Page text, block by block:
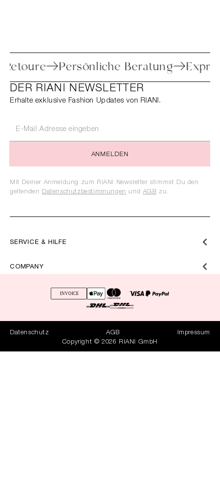
Retoure Persönliche Beratung
SERVICE & HILFE
COMPANY
DER RIANI NEWSLETTER
Erhalte exklusive Fashion Updates von RIANI.
ANMELDEN
Mit Deiner Anmeldung zum RIANI Newsletter stimmst Du den
geltenden Datenschutzbestimmungen und AGB zu.
Datenschutz AGB
Impressum
Copyright © 2026 RIANI GmbH